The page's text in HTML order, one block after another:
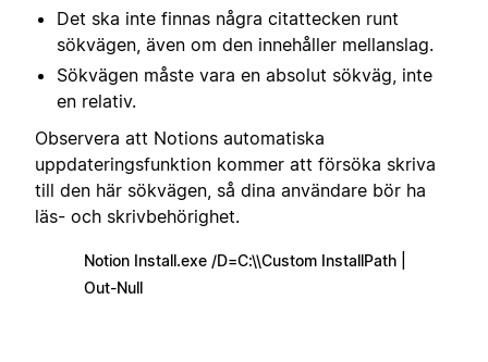
Det ska inte finnas några citattecken runt
sökvägen, även om den innehåller mellanslag.
Sökvägen måste vara en absolut sökväg, inte
en relativ.
Observera att Notions automatiska
uppdateringsfunktion kommer att försöka skriva
till den här sökvägen, så dina användare bör ha
läs- och skrivbehörighet.
Notion Install.exe /D=C:\\Custom InstallPath |
Out-Null